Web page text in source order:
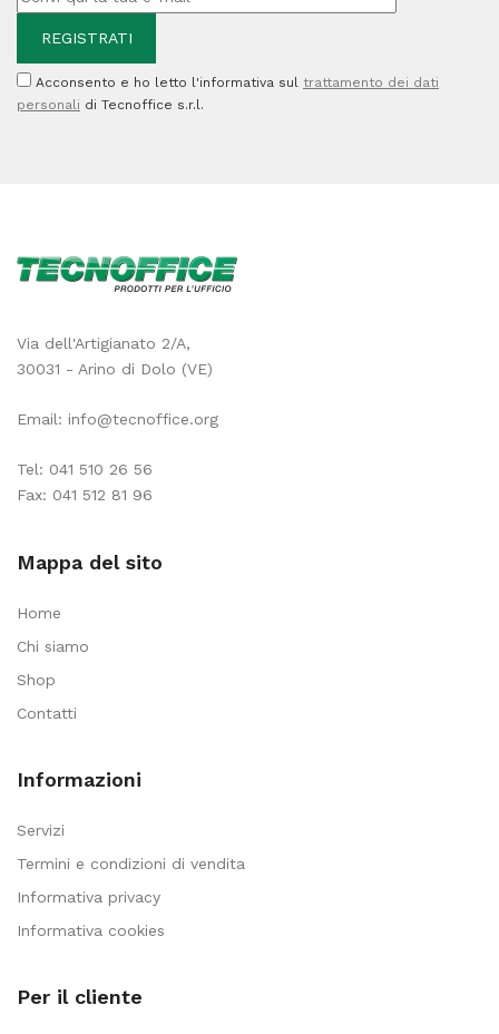
15.500
quantità
Acconsento e ho letto l'informativa sul trattamento dei dati
personali di Tecnoffice s.r.l.
Via dell'Artigianato 2/A,
30031 - Arino di Dolo (VE)
Email: info@tecnoffice.org
Tel: 041 510 26 56
Fax: 041 512 81 96
Mappa del sito
Home
Chi siamo
Shop
Contatti
Informazioni
Servizi
Termini e condizioni di vendita
Informativa privacy
Informativa cookies
Per il cliente